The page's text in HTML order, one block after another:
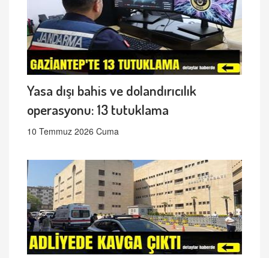
Yasa dışı bahis ve dolandırıcılık
operasyonu: 13 tutuklama
10 Temmuz 2026 Cuma